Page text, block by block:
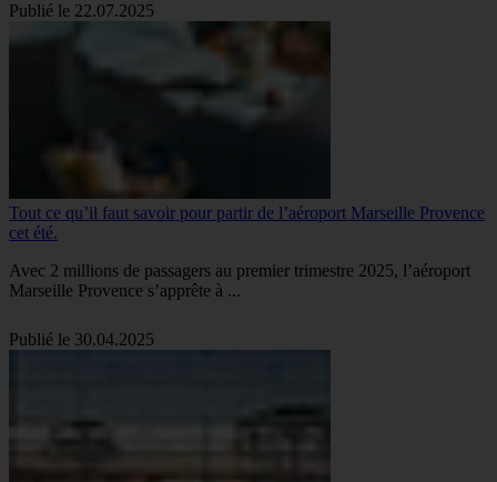
Publié le 22.07.2025
Tout ce qu’il faut savoir pour partir de l’aéroport Marseille Provence
cet été.
Avec 2 millions de passagers au premier trimestre 2025, l’aéroport
Marseille Provence s’apprête à ...
Publié le 30.04.2025